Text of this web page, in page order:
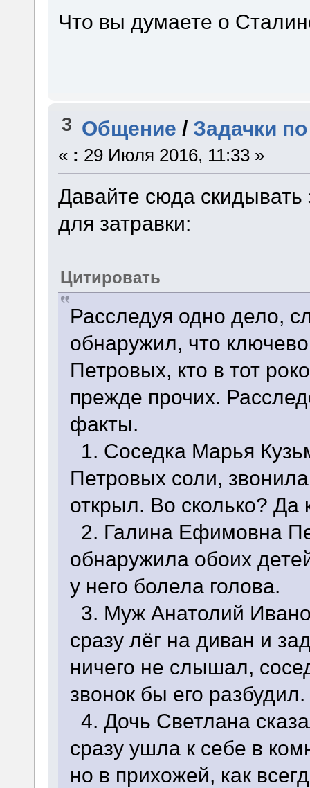
Что вы думаете о
3 Общение /Задачки
« : 29 Июля 2016, 11:33 »
Давайте сюда скидывать
для затравки:
Цитировать
Расследуя одно дело,
обнаружил, что
Петровых, кто в тот
прежде прочих.
факты.
1. Соседка Марья
Петровых соли,
открыл. Во сколько?
2. Галина Ефимовна
обнаружила обоих
у него болела голова.
3. Муж Анатолий
сразу лёг на диван и
ничего не слышал,
звонок бы его разбудил.
4. Дочь Светлана
сразу ушла к себе в
но в прихожей, как